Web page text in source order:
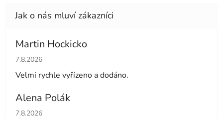
Martin Hockicko
Hodnocení obchodu je 5 z 5 hvězdiček.
7.8.2026
Velmi rychle vyřízeno a dodáno.
Alena Polák
Hodnocení obchodu je 5 z 5 hvězdiček.
7.8.2026